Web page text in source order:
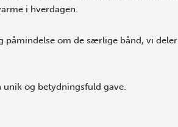
i hverdagen.
påmindelse om de særlige bånd, vi deler
og betydningsfuld gave.